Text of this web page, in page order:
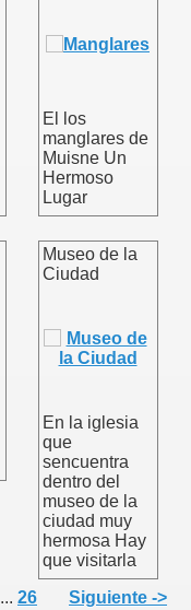
El los
manglares de
Muisne Un
Hermoso
Lugar
Museo de la
Ciudad
En la iglesia
que
sencuentra
dentro del
museo de la
ciudad muy
hermosa Hay
que visitarla
... 26 Siguiente ->